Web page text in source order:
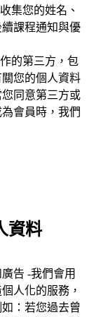
集您的姓名、
課程通知與優
的第三方，包
您的個人資料
您同意第三方或
會員時，我們
資料
告 -我們會用
人化的服務，
：若您過去曾